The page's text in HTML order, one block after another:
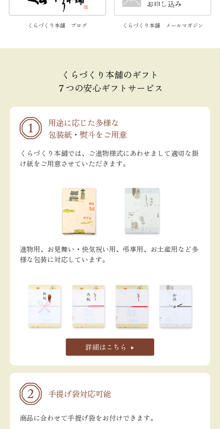
くらづくり本舗 ブログ くらづくり本舗 メールマガジン
くらづくり本舗のギフト
７つの安心ギフトサービス
用途に応じた多様な
包装紙・熨斗をご用意
くらづくり本舗では、ご進物様式にあわせまして適切な掛
け紙をご用意させていただきます。
進物用、お見舞い・快気祝い用、弔事用、お土産用など多
様な包装に対応しています。
詳細はこちら
手提げ袋対応可能
商品に合わせて手提げ袋をお付けできます。